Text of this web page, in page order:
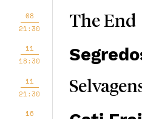
08
21:30
The End
11
18:30
11
21:30
16